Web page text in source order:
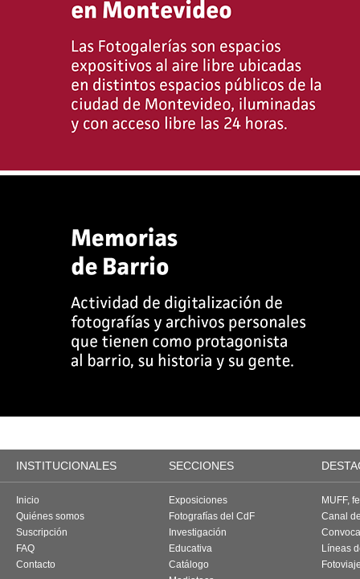
INSTITUCIONALES SECCIONES
Inicio
Quiénes somos
Suscripción
FAQ
Contacto
Exposiciones
Fotografías del CdF
Investigación
Educativa
Catálogo
MUFF,
Canal
Líneas